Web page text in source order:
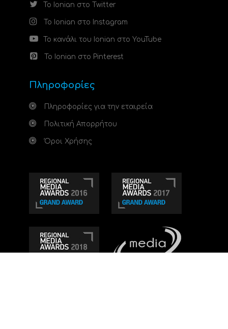
Το Ionian στο Twitter
Το Ionian στο Instagram
Το κανάλι του Ionian στο YouTube
Το Ionian στο Pinterest
Πληροφορίες
Πληροφορίες για την εταιρεία
Πολιτική Απορρήτου
Όροι Χρήσης